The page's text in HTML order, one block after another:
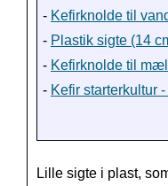
- Kefirknolde til
- Plastik sigte (14
- Kefirknolde til
- Kefir starterkultur
Lille sigte i plast,